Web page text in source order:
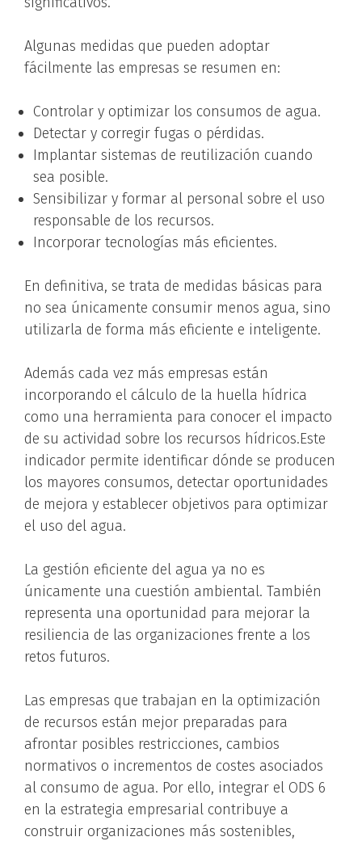
Algunas medidas que pueden adoptar
fácilmente las empresas se resumen en:
Controlar y optimizar los consumos de agua.
Detectar y corregir fugas o pérdidas.
Implantar sistemas de reutilización cuando
sea posible.
Sensibilizar y formar al personal sobre el uso
responsable de los recursos.
Incorporar tecnologías más eficientes.
En definitiva, se trata de medidas básicas para
no sea únicamente consumir menos agua, sino
utilizarla de forma más eficiente e inteligente.
Además cada vez más empresas están
incorporando el cálculo de la huella hídrica
como una herramienta para conocer el impacto
de su actividad sobre los recursos hídricos.Este
indicador permite identificar dónde se producen
los mayores consumos, detectar oportunidades
de mejora y establecer objetivos para optimizar
el uso del agua.
La gestión eficiente del agua ya no es
únicamente una cuestión ambiental. También
representa una oportunidad para mejorar la
resiliencia de las organizaciones frente a los
retos futuros.
Las empresas que trabajan en la optimización
de recursos están mejor preparadas para
afrontar posibles restricciones, cambios
normativos o incrementos de costes asociados
al consumo de agua. Por ello, integrar el ODS 6
en la estrategia empresarial contribuye a
construir organizaciones más sostenibles,